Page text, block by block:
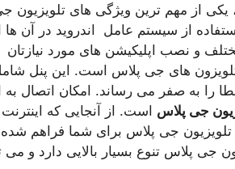
یکی از مهم ترین ویژگی های
از سیستم عامل اندروید در آن ها
های جی پلاس است. این پنل
را به صفر می رساند. امکان اتصال به
جی پلاس است. از آنجایی که
تلویزیون جی پلاس برای شما فراهم شده
جی پلاس تنوع بسیار بالایی دارد و